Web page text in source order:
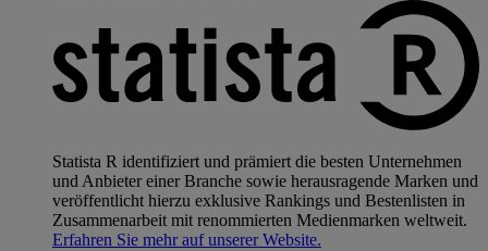
Statista R identifiziert und prämiert die besten Unternehmen
und Anbieter einer Branche sowie herausragende Marken und
veröffentlicht hierzu exklusive Rankings und Bestenlisten in
Zusammenarbeit mit renommierten Medienmarken weltweit.
Erfahren Sie mehr auf unserer Website.